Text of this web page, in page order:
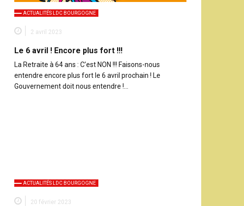
ACTUALITÉS LDC BOURGOGNE
2 avril 2023
Le 6 avril ! Encore plus fort !!!
La Retraite à 64 ans : C’est NON !!! Faisons-nous
entendre encore plus fort le 6 avril prochain ! Le
Gouvernement doit nous entendre !…
ACTUALITÉS LDC BOURGOGNE
20 février 2023